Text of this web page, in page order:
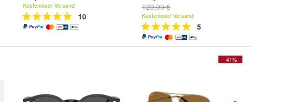
Kostenloser Versand
10
129,99 €
Kostenloser Versand
5
- 41%